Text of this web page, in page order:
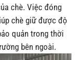
chè. Việc đóng
chè giữ được độ
quản trong thời
bên ngoài.